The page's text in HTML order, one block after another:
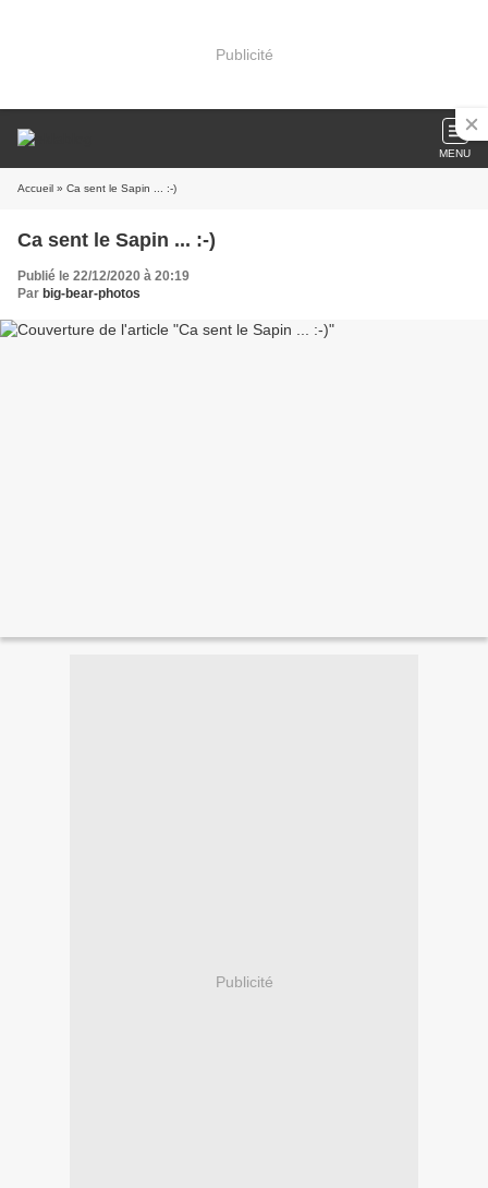
Publicité
MENU
Accueil » Ca sent le Sapin ... :-)
Ca sent le Sapin ... :-)
Publié le 22/12/2020 à 20:19
Par big-bear-photos
Publicité